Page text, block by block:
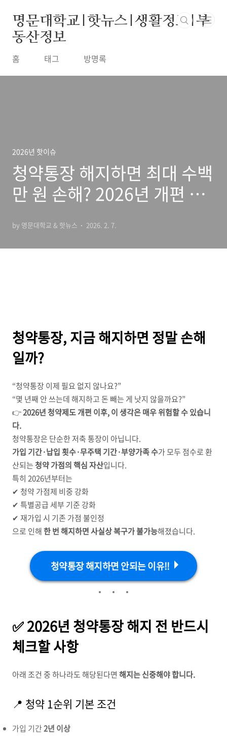
명문대학교|핫뉴스|생활정보|부
동산정보
홈 태그 방명록
2026년 핫이슈
청약통장 해지하면 최대 수백
만 원 손해? 2026년 개편 청
되는 이유
by 명문대학교 & 핫뉴스 2026. 2. 7.
청약통장, 지금 해지하면 정말 손해
일까?
“청약통장 이제 필요 없지 않나요?”
“몇 년째 안 쓰는데 해지하고 돈 빼는 게 낫지 않을까요?”
👉2026년 청약제도 개편 이후, 이 생각은 매우 위험할 수 있습니
다.
청약통장은 단순한 저축 통장이 아닙니다.
가입 기간·납입 횟수·무주택 기간·부양가족 수가 모두 점수로 환
산되는 청약 가점의 핵심 자산입니다.
특히 2026년부터는
✔ 청약 가점제 비중 강화
✔ 특별공급 세부 기준 강화
✔ 재가입 시 기존 가점 불인정
으로 인해한 번 해지하면 사실상 복구가 불가능해졌습니다.
청약통장 해지하면 안되는 이유!!
✅ 2026년 청약통장 해지 전 반드시
체크할 사항
아래 조건 중 하나라도 해당된다면 해지는 신중해야 합니다.
📍 청약 1순위 기본 조건
가입 기간2년 이상